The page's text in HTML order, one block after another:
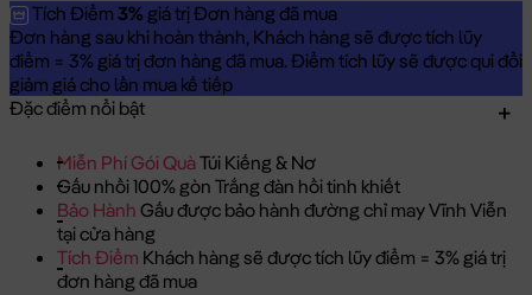
Tích Điểm 3% giá trị Đơn hàng đã mua
Đơn hàng sau khi hoàn thành, Khách hàng sẽ được tích lũy
điểm = 3% giá trị đơn hàng đã mua. Điểm tích lũy sẽ được qui đổi
giảm giá cho lần mua kế tiếp
Đặc điểm nổi bật
Miễn Phí Gói QuàTúi Kiếng & Nơ
Gấu nhồi 100% gòn Trắng đàn hồi tinh khiết
Bảo Hành Gấu được bảo hành đường chỉ may Vĩnh Viễn
tại cửa hàng
Tích Điểm Khách hàng sẽ được tích lũy điểm = 3% giá trị
đơn hàng đã mua